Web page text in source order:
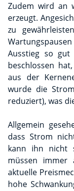
Zudem wird an
erzeugt.
zu
Ausstieg so gut
beschlossen
aus der
wurde die
reduziert), was
Allgemein
dass Strom
kann ihn nicht
müssen immer
aktuelle
hohe